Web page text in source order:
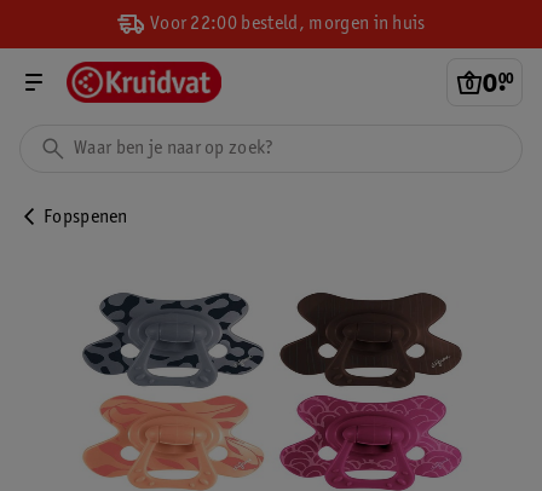
Voor 22:00 besteld, morgen in huis
0.
00
Fopspenen